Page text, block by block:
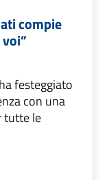
compie
festeggiato
con una
tutte le